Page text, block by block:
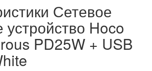
Сетевое
устройство Hoco
PD25W + USB